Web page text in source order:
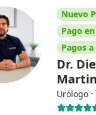
Nuevo
Pago
Pagos
Dr.
Urólogo ·